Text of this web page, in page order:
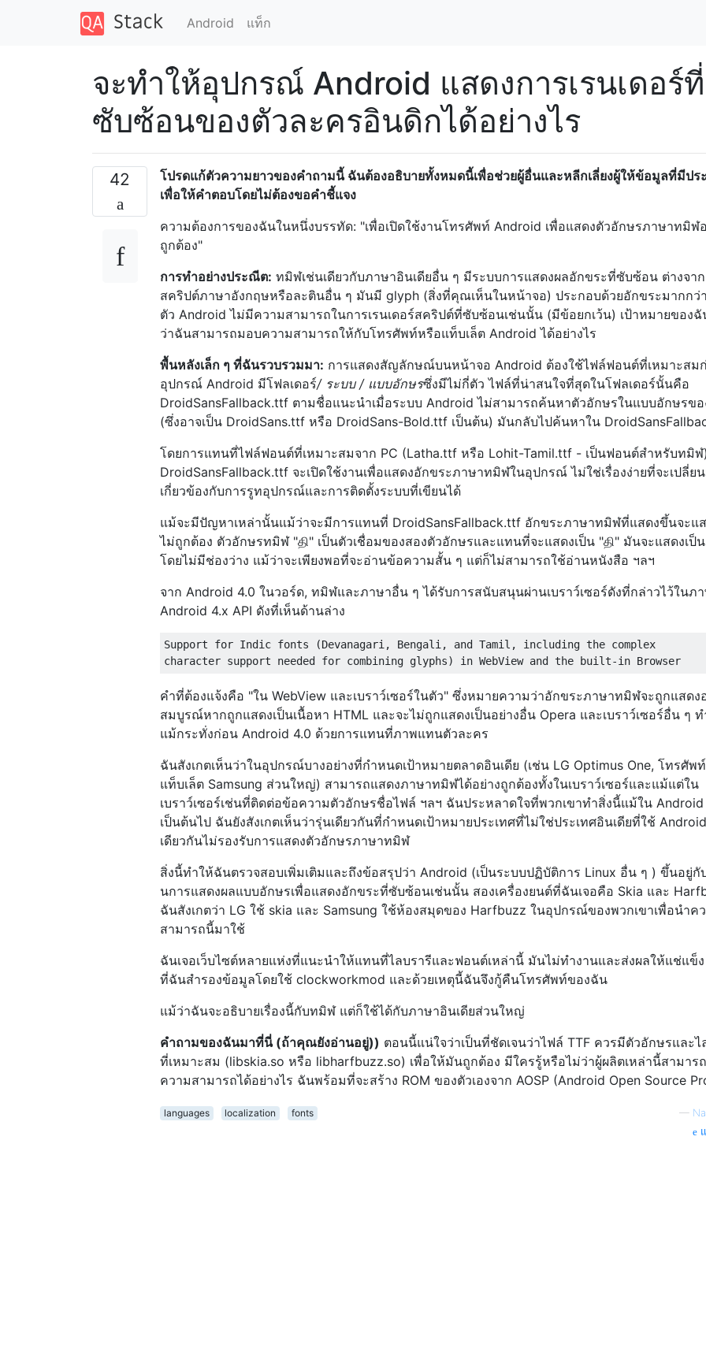
Android แท็ก
จะทำให้อุปกรณ์ Android แสดงการเรนเดอร์ที่
ซับซ้อนของตัวละครอินดิกได้อย่างไร
42
โปรดแก้ตัวความยาวของคำถามนี้ ฉันต้องอธิบายทั้งหมดนี้เพื่อช่วยผู้อื่นและหลีกเลี่ยงผู้ให้ข้อมูลที่มีปร
เพื่อให้คำตอบโดยไม่ต้องขอคำชี้แจง
ความต้องการของฉันในหนึ่งบรรทัด: "เพื่อเปิดใช้งานโทรศัพท์ Android เพื่อแสดงตัวอักษรภาษาทมิฬ
ถูกต้อง"
การทำอย่างประณีต: ทมิฬเช่นเดียวกับภาษาอินเดียอื่น ๆ มีระบบการแสดงผลอักขระที่ซับซ้อน ต่างจาก
สคริปต์ภาษาอังกฤษหรือละตินอื่น ๆ มันมี glyph (สิ่งที่คุณเห็นในหน้าจอ) ประกอบด้วยอักขระมากกว่
ตัว Android ไม่มีความสามารถในการเรนเดอร์สคริปต์ที่ซับซ้อนเช่นนั้น (มีข้อยกเว้น) เป้าหมายของ
ว่าฉันสามารถมอบความสามารถให้กับโทรศัพท์หรือแท็บเล็ต Android ได้อย่างไร
พื้นหลังเล็ก ๆ ที่ฉันรวบรวมมา: การแสดงสัญลักษณ์บนหน้าจอ Android ต้องใช้ไฟล์ฟอนต์ที่เหมาะสม
อุปกรณ์ Android มีโฟลเดอร์/ ระบบ / แบบอักษรซึ่งมีไม่กี่ตัว ไฟล์ที่น่าสนใจที่สุดในโฟลเดอร์นั้นคือ
DroidSansFallback.ttf ตามชื่อแนะนำเมื่อระบบ Android ไม่สามารถค้นหาตัวอักษรในแบบอักษรขอ
(ซึ่งอาจเป็น DroidSans.ttf หรือ DroidSans-Bold.ttf เป็นต้น) มันกลับไปค้นหาใน
โดยการแทนที่ไฟล์ฟอนต์ที่เหมาะสมจาก PC (Latha.ttf หรือ Lohit-Tamil.ttf - เป็นฟอนต์สำหรับทมิฬ
DroidSansFallback.ttf จะเปิดใช้งานเพื่อแสดงอักขระภาษาทมิฬในอุปกรณ์ ไม่ใช่เรื่องง่ายที่จะเปลี่ย
เกี่ยวข้องกับการรูทอุปกรณ์และการติดตั้งระบบที่เขียนได้
แม้จะมีปัญหาเหล่านั้นแม้ว่าจะมีการแทนที่ DroidSansFallback.ttf อักขระภาษาทมิฬที่แสดงขึ้นจะแ
ไม่ถูกต้อง ตัวอักษรทมิฬ "தி" เป็นตัวเชื่อมของสองตัวอักษรและแทนที่จะแสดงเป็น "தி" มันจะแสดงเป็น
โดยไม่มีช่องว่าง แม้ว่าจะเพียงพอที่จะอ่านข้อความสั้น ๆ แต่ก็ไม่สามารถใช้อ่านหนังสือ ฯลฯ
จาก Android 4.0 ในวอร์ด, ทมิฬและภาษาอื่น ๆ ได้รับการสนับสนุนผ่านเบราว์เซอร์ดังที่กล่าวไว้ในภ
Android 4.x API ดังที่เห็นด้านล่าง
Support for Indic fonts (Devanagari, Bengali, and Tamil, including the complex
คำที่ต้องแจ้งคือ "ใน WebView และเบราว์เซอร์ในตัว" ซึ่งหมายความว่าอักขระภาษาทมิฬจะถูกแสดง
สมบูรณ์หากถูกแสดงเป็นเนื้อหา HTML และจะไม่ถูกแสดงเป็นอย่างอื่น Opera และเบราว์เซอร์อื่น ๆ
แม้กระทั่งก่อน Android 4.0 ด้วยการแทนที่ภาพแทนตัวละคร
ฉันสังเกตเห็นว่าในอุปกรณ์บางอย่างที่กำหนดเป้าหมายตลาดอินเดีย (เช่น LG Optimus One, โทรศัพ
แท็บเล็ต Samsung ส่วนใหญ่) สามารถแสดงภาษาทมิฬได้อย่างถูกต้องทั้งในเบราว์เซอร์และแม้แต่ใน
เบราว์เซอร์เช่นที่ติดต่อข้อความตัวอักษรชื่อไฟล์ ฯลฯ ฉันประหลาดใจที่พวกเขาทำสิ่งนี้แม้ใน Android
เป็นต้นไป ฉันยังสังเกตเห็นว่ารุ่นเดียวกันที่กำหนดเป้าหมายประเทศที่ไม่ใช่ประเทศอินเดียที่ใช้
เดียวกันไม่รองรับการแสดงตัวอักษรภาษาทมิฬ
สิ่งนี้ทำให้ฉันตรวจสอบเพิ่มเติมและถึงข้อสรุปว่า Android (เป็นระบบปฏิบัติการ Linux อื่น ๆ ) ขึ้นอยู่กั
นการแสดงผลแบบอักษรเพื่อแสดงอักขระที่ซับซ้อนเช่นนั้น สองเครื่องยนต์ที่ฉันเจอคือ Skia และ
ฉันสังเกตว่า LG ใช้ skia และ Samsung ใช้ห้องสมุดของ Harfbuzz ในอุปกรณ์ของพวกเขาเพื่อนำค
สามารถนี้มาใช้
ฉันเจอเว็บไซต์หลายแห่งที่แนะนำให้แทนที่ไลบรารีและฟอนต์เหล่านี้ มันไม่ทำงานและส่งผลให้แช่แข็
ที่ฉันสำรองข้อมูลโดยใช้ clockworkmod และด้วยเหตุนี้ฉันจึงกู้คืนโทรศัพท์ของฉัน
แม้ว่าฉันจะอธิบายเรื่องนี้กับทมิฬ แต่ก็ใช้ได้กับภาษาอินเดียส่วนใหญ่
คำถามของฉันมาที่นี่ (ถ้าคุณยังอ่านอยู่)) ตอนนี้แน่ใจว่าเป็นที่ชัดเจนว่าไฟล์ TTF ควรมีตัวอักษรและไ
ที่เหมาะสม (libskia.so หรือ libharfbuzz.so) เพื่อให้มันถูกต้อง มีใครรู้หรือไม่ว่าผู้ผลิตเหล่านี้สามาร
ความสามารถได้อย่างไร ฉันพร้อมที่จะสร้าง ROM ของตัวเองจาก AOSP (Android Open Source
languages localization fonts —